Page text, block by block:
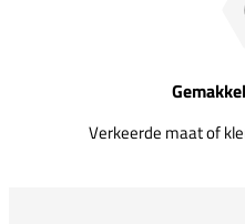
Verkeerde maat of